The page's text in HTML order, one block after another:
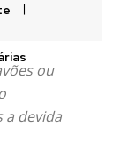
ou
a devida